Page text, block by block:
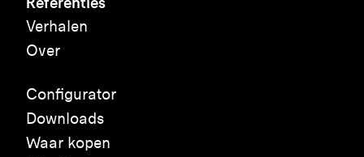
Verhalen
Over
Configurator
Downloads
Waar kopen